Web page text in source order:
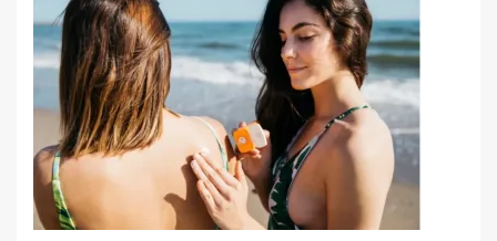
Pessoais,
Listas
cruelty
free/vegan,
Proteção
Solar
Vegan